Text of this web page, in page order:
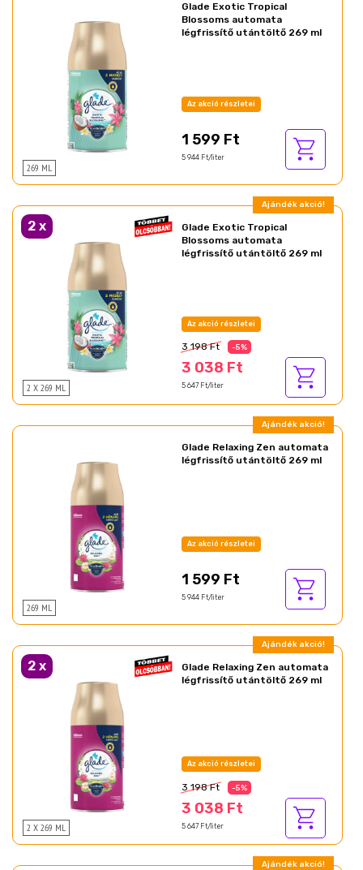
269 ML
Glade Exotic Tropical
Blossoms automata
légfrissítő utántöltő 269 ml
Az akció részletei
1 599 Ft
5 944 Ft/liter
Ajándék akció!
2 x
2 X 269 ML
Glade Exotic Tropical
Blossoms automata
légfrissítő utántöltő 269 ml
Az akció részletei
3 198 Ft -5%
3 038 Ft
5 647 Ft/liter
Ajándék akció!
269 ML
Glade Relaxing Zen automata
légfrissítő utántöltő 269 ml
Az akció részletei
1 599 Ft
5 944 Ft/liter
Ajándék akció!
2 x
2 X 269 ML
Glade Relaxing Zen automata
légfrissítő utántöltő 269 ml
Az akció részletei
3 198 Ft -5%
3 038 Ft
5 647 Ft/liter
Ajándék akció!